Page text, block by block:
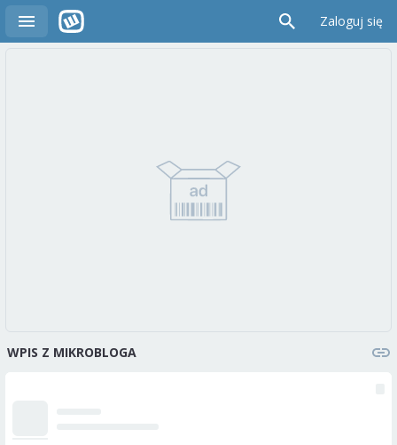
Zaloguj się
WPIS Z MIKROBLOGA